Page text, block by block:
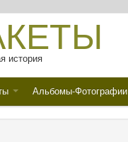
история
Альбомы-Фотографии